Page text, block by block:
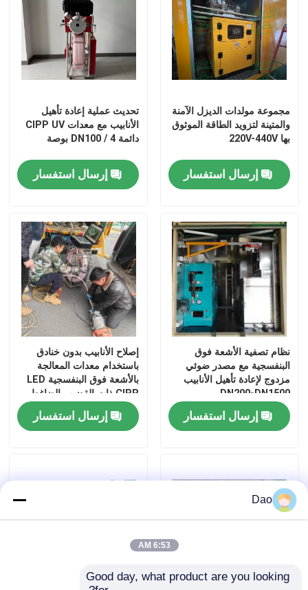
مجموعة مولدات الديزل الآمنة
والمتينة لتزويد الطاقة الموثوق
بها 220V-440V
إرسال استفسار
تحديث عملية إعادة تأهيل
الأنابيب مع معدات CIPP UV
دائمة DN100 / 4 بوصة
إرسال استفسار
نظام تصفية الأشعة فوق
البنفسجية مع مصدر ضوئي
مزدوج لإعادة تأهيل الأنابيب
DN200-DN1500
إرسال استفسار
إصلاح الأنابيب بدون خنادق
باستخدام معدات المعالجة
بالأشعة فوق البنفسجية LED
CIPP ذات القضيب الضاغط
إرسال استفسار
Dao
6:53 AM
Good day, what product are you looking